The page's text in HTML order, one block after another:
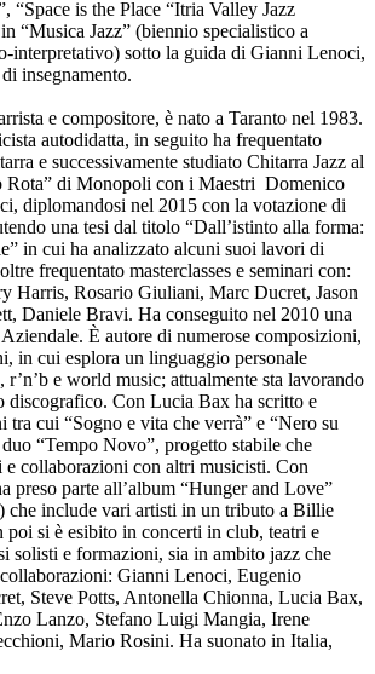
“Space is the Place “Itria Valley Jazz
“Musica Jazz” (biennio specialistico a
interpretativo) sotto la guida di Gianni Lenoci,
insegnamento.
e compositore, è nato a Taranto nel 1983.
autodidatta, in seguito ha frequentato
e successivamente studiato Chitarra Jazz al
Rota” di Monopoli con i Maestri Domenico
diplomandosi nel 2015 con la votazione di
una tesi dal titolo “Dall’istinto alla forma:
in cui ha analizzato alcuni suoi lavori di
frequentato masterclasses e seminari con:
Harris, Rosario Giuliani, Marc Ducret, Jason
Daniele Bravi. Ha conseguito nel 2010 una
È autore di numerose composizioni,
in cui esplora un linguaggio personale
r’n’b e world music; attualmente sta lavorando
discografico. Con Lucia Bax ha scritto e
tra cui “Sogno e vita che verrà” e “Nero su
“Tempo Novo”, progetto stabile che
e collaborazioni con altri musicisti. Con
preso parte all’album “Hunger and Love”
che include vari artisti in un tributo a Billie
si è esibito in concerti in club, teatri e
solisti e formazioni, sia in ambito jazz che
Gianni Lenoci, Eugenio
Steve Potts, Antonella Chionna, Lucia Bax,
Lanzo, Stefano Luigi Mangia, Irene
Mario Rosini. Ha suonato in Italia,